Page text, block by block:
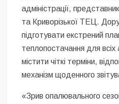
адміністрації,
та Криворізької ТЕЦ.
підготувати екстрений
теплопостачання для всіх
містити чіткі терміни,
механізм щоденного
«Зрив опалювального